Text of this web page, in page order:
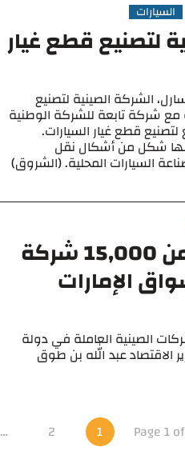
السيارات
لتصنيع قطع غيار
الشركة الصينية لتصنيع
مع شركة تابعة للشركة الوطنية
لتصنيع قطع غيار السيارات.
شكل من أشكال نقل
السيارات المحلية. (الشروق)
وزير الاقتصاد: أكثر من 15,000 شركة
الإمارات
للشركات الصينية العاملة في دولة
الاقتصاد عبد الله بن طوق
Page 1
1
2
…